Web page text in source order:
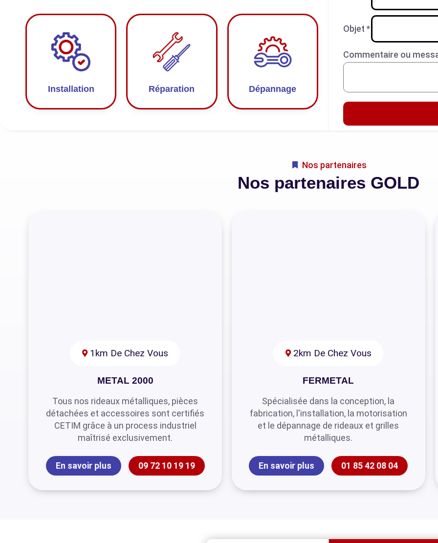
Installation Réparation Dépannage
Objet *
Commentaire ou
Nos partenaires
Nos partenaires GOLD
1km De Chez Vous
METAL 2000
Tous nos rideaux métalliques, pièces
détachées et accessoires sont certifiés
CETIM grâce à un process industriel
maîtrisé exclusivement.
En savoir plus 09 72 10 19 19
2km De Chez Vous
FERMETAL
Spécialisée dans la conception, la
fabrication, l'installation, la motorisation
et le dépannage de rideaux et grilles
métalliques.
En savoir plus 01 85 42 08 04